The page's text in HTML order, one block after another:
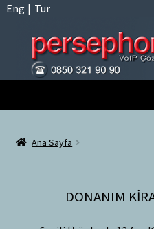
Eng | Tur
Ana Sayfa
DONANIM